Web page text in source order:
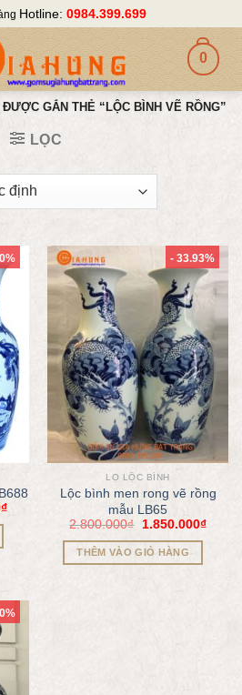
Hotline: 0984.399.699
0
GẮN THẺ “LỘC BÌNH VẼ RỒNG”
LỌC
₫
- 33.93%
LỌ LỘC BÌNH
Lộc bình men rong vẽ rồng
mẫu LB65
2.800.000₫ 1.850.000₫
THÊM VÀO GIỎ HÀNG